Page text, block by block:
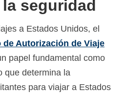
seguridad
a Estados Unidos, el
Autorización de Viaje
papel fundamental como
que determina la
para viajar a Estados